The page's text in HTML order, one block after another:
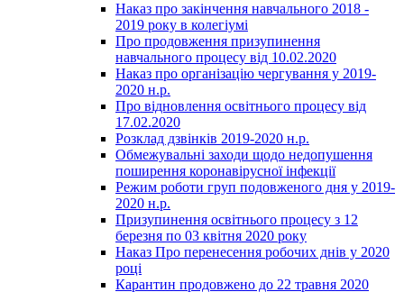
Наказ про закінчення навчального 2018 -
2019 року в колегіумі
Про продовження призупинення
навчального процесу від 10.02.2020
Наказ про організацію чергування у 2019-
2020 н.р.
Про відновлення освітнього процесу від
17.02.2020
Розклад дзвінків 2019-2020 н.р.
Обмежувальні заходи щодо недопушення
поширення коронавірусної інфекції
Режим роботи груп подовженого дня у 2019-
2020 н.р.
Призупинення освітнього процесу з 12
березня по 03 квітня 2020 року
Наказ Про перенесення робочих днів у 2020
році
Карантин продовжено до 22 травня 2020